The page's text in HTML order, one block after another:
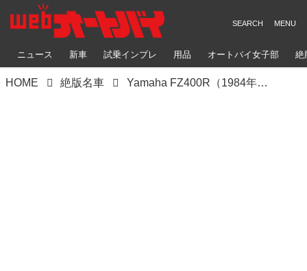
ニュース 新車 試乗インプレ 用品 オートバイ女子部 絶
HOME 絶版名車 Yamaha FZ400R（1984年）＜ヨンヒャク今昔物語＞-Be Reborn-